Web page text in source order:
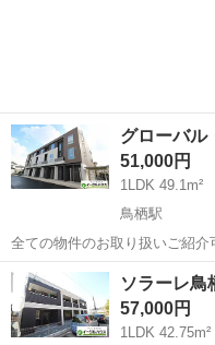
グローバル
51,000円
1LDK 49.1m²
鳥栖駅
全ての物件のお取り扱いご紹介
佐賀 鳥栖市 鳥栖駅
ソラーレ鳥
57,000円
1LDK 42.75m²